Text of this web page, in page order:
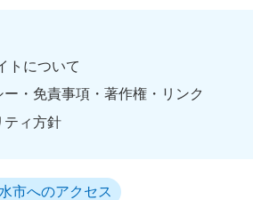
トについて
・免責事項・著作権・リンク
ティ方針
市へのアクセス